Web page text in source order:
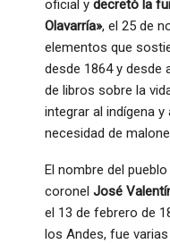
oficial y decretó la
Olavarría», el 25 de
elementos que
desde 1864 y desde
de libros sobre la
integrar al indígena
necesidad de
El nombre del
coronel José
el 13 de febrero de
los Andes, fue